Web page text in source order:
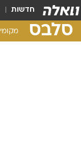
חדשות
סלבס מקומי